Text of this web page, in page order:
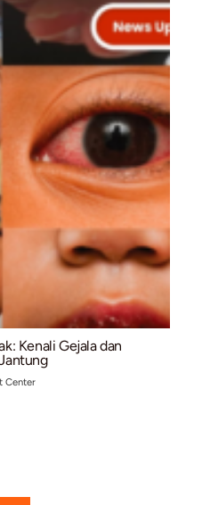
Jantung): Solusi Medis
(Bradikardia)